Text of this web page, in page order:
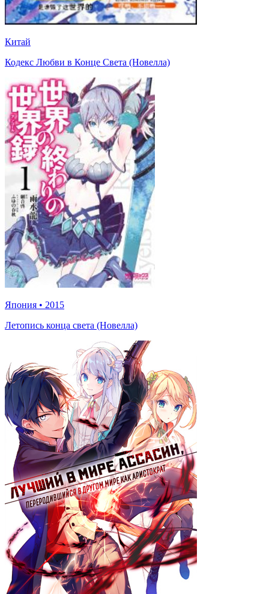
Китай
Кодекс Любви в Конце Света (Новелла)
Япония • 2015
Летопись конца света (Новелла)